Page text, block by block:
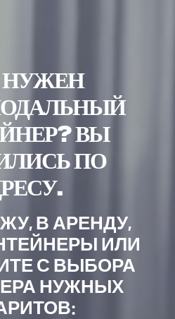
ВЫ
ПО
В АРЕНДУ,
ИЛИ
С ВЫБОРА
НУЖНЫХ